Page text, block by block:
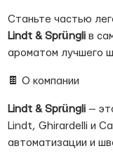
Станьте частью
Lindt & Sprüngli в
ароматом лучшего
🍫 О компании
Lindt & Sprüngli —
Lindt, Ghirardelli и
автоматизации и